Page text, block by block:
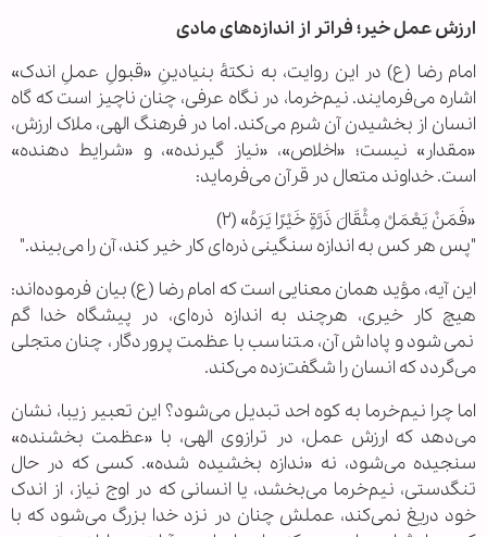
ارزش عمل خیر؛ فراتر از اندازه‌های مادی
امام رضا (ع) در این روایت، به نکتۀ بنیادینِ «قبولِ عملِ اندک»
اشاره می‌فرمایند. نیم‌خرما، در نگاه عرفی، چنان ناچیز است که گاه
انسان از بخشیدن آن شرم می‌کند. اما در فرهنگ الهی، ملاک ارزش،
«مقدار» نیست؛ «اخلاص»، «نیاز گیرنده»، و «شرایط دهنده»
است. خداوند متعال در قرآن می‌فرماید:
«فَمَنْ یَعْمَلْ مِثْقَالَ ذَرَّةٍ خَیْرًا یَرَهُ» (۲)
"پس هر کس به اندازه سنگینی ذره‌ای کار خیر کند، آن را می‌بیند."
این آیه، مؤید همان معنایی است که امام رضا (ع) بیان فرموده‌اند:
هیچ کار خیری، هرچند به اندازه ذره‌ای، در پیشگاه خدا گم
نمی‌شود و پاداش آن، متناسب با عظمت پروردگار، چنان متجلی
می‌گردد که انسان را شگفت‌زده می‌کند.
اما چرا نیم‌خرما به کوه احد تبدیل می‌شود؟ این تعبیر زیبا، نشان
می‌دهد که ارزش عمل، در ترازوی الهی، با «عظمت بخشنده»
سنجیده می‌شود، نه «ندازه بخشیده شده». کسی که در حال
تنگدستی، نیم‌خرما می‌بخشد، یا انسانی که در اوج نیاز، از اندک
خود دریغ نمی‌کند، عملش چنان در نزد خدا بزرگ می‌شود که با